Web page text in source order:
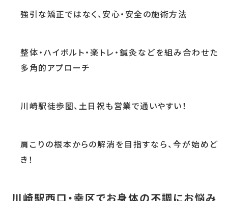
強引な矯正ではなく、安心・安全の施術方法
整体・ハイボルト・楽トレ・鍼灸などを組み合わせた
多角的アプローチ
川崎駅徒歩圏、土日祝も営業で通いやすい！
肩こりの根本からの解消を目指すなら、今が始めど
き！
川崎駅西口・幸区でお身体の不調にお悩み